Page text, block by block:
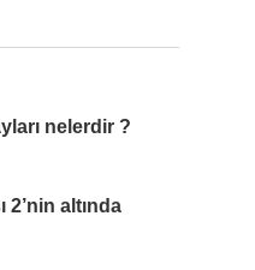
nelerdir ?
2’nin altında